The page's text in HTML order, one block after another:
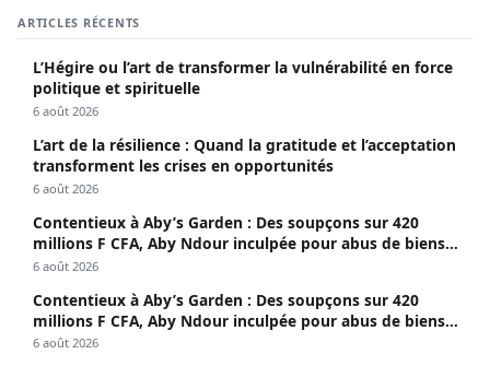
ARTICLES RÉCENTS
L’Hégire ou l’art de transformer la vulnérabilité en force
politique et spirituelle
6 août 2026
L’art de la résilience : Quand la gratitude et l’acceptation
transforment les crises en opportunités
6 août 2026
Contentieux à Aby’s Garden : Des soupçons sur 420
millions F CFA, Aby Ndour inculpée pour abus de biens
sociaux
6 août 2026
Contentieux à Aby’s Garden : Des soupçons sur 420
millions F CFA, Aby Ndour inculpée pour abus de biens
sociaux
6 août 2026